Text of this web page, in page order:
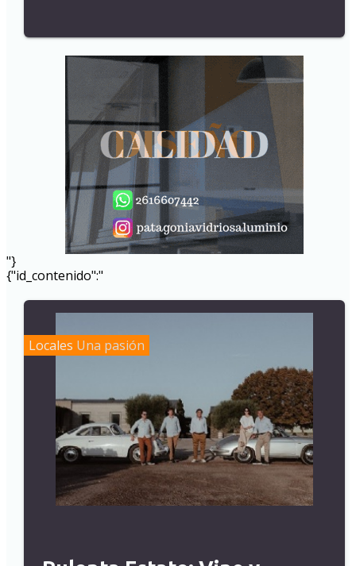
"}
{"id_contenido":"
Locales Una pasión